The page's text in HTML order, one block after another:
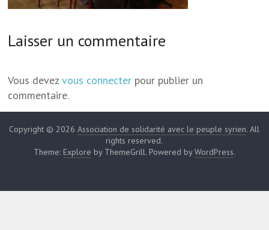
Laisser un commentaire
Vous devezvous connecter pour publier un
commentaire.
Copyright © 2026Association de solidarité avec le peuple syrien. All
rights reserved.
Theme: Explore by ThemeGrill. Powered byWordPress.